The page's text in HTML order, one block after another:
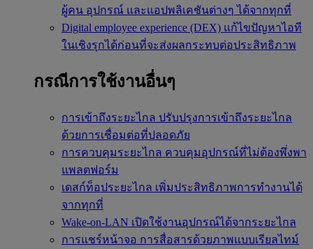
ผู้คน อุปกรณ์ และแอปพลิเคชันต่างๆ ได้จากทุกที่
Digital employee experience (DEX) แก้ไขปัญหาไอที
ในเชิงรุกได้ก่อนที่จะส่งผลกระทบต่อประสิทธิภาพ
กรณีการใช้งานอื่นๆ
การเข้าถึงระยะไกล ปรับปรุงการเข้าถึงระยะไกล
ด้วยการเชื่อมต่อที่ปลอดภัย
การควบคุมระยะไกล ควบคุมอุปกรณ์ที่ไม่ต้องพึ่งพา
แพลตฟอร์ม
เดสก์ท็อประยะไกล เพิ่มประสิทธิภาพการทำงานได้
จากทุกที่
Wake-on-LAN เปิดใช้งานอุปกรณ์ได้จากระยะไกล
การแชร์หน้าจอ การสื่อสารด้วยภาพแบบเรียลไทม์